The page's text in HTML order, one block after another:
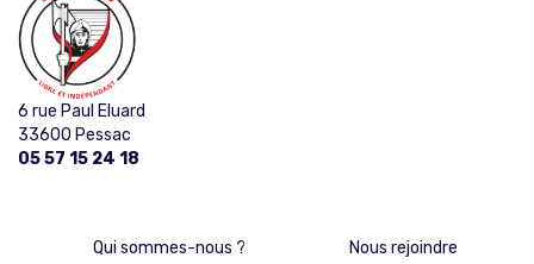
6 rue Paul Eluard
33600 Pessac
05 57 15 24 18
Qui sommes-nous ? Nous rejoindre